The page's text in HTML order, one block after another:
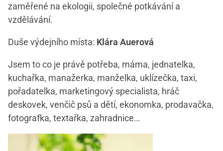
zaměřené na ekologii, společné potkávání a
vzdělávání.
Duše výdejního místa: Klára Auerová
Jsem to co je právě potřeba, máma, jednatelka,
kuchařka, manažerka, manželka, uklízečka, taxi,
pořadatelka, marketingový specialista, hráč
deskovek, venčič psů a dětí, ekonomka, prodavačka,
fotografka, textařka, zahradnice…